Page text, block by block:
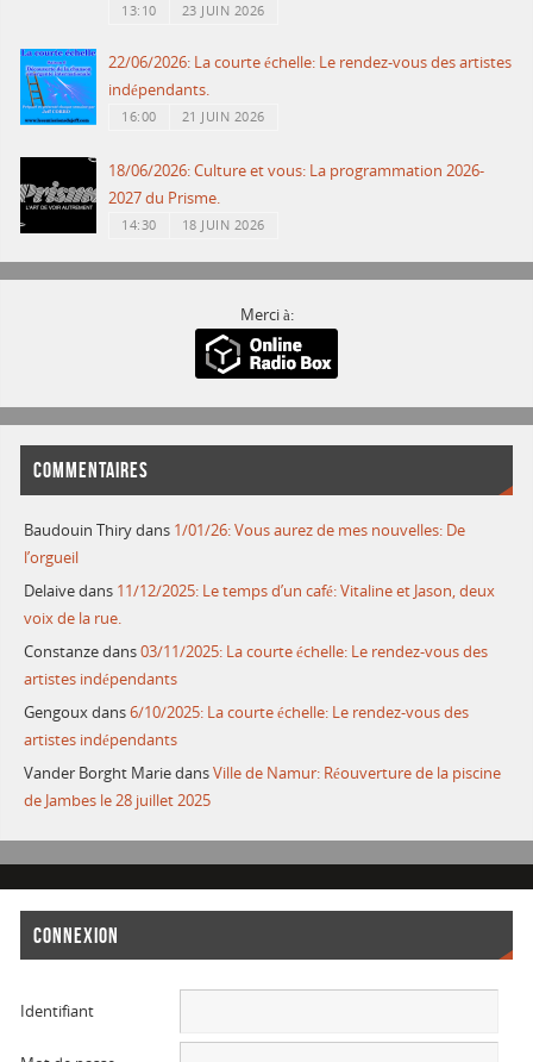
13:10 23 JUIN 2026
22/06/2026: La courte échelle: Le rendez-vous des artistes
indépendants.
16:00 21 JUIN 2026
18/06/2026: Culture et vous: La programmation 2026-
2027 du Prisme.
14:30 18 JUIN 2026
Merci à:
COMMENTAIRES
Baudouin Thirydans 1/01/26: Vous aurez de mes nouvelles: De
l’orgueil
Delaivedans 11/12/2025: Le temps d’un café: Vitaline et Jason, deux
voix de la rue.
Constanzedans03/11/2025: La courte échelle: Le rendez-vous des
artistes indépendants
Gengouxdans6/10/2025: La courte échelle: Le rendez-vous des
artistes indépendants
Vander Borght MariedansVille de Namur: Réouverture de la piscine
de Jambes le 28 juillet 2025
CONNEXION
Identifiant